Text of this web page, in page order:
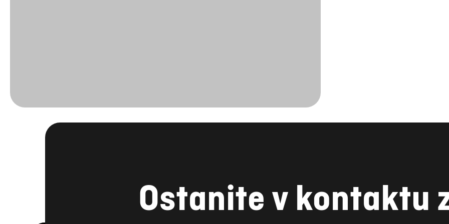
Ostanite v kontaktu